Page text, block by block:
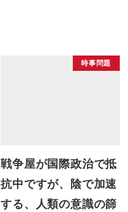
時事問題
戦争屋が国際政治で抵
抗中ですが、陰で加速
する、人類の意識の篩